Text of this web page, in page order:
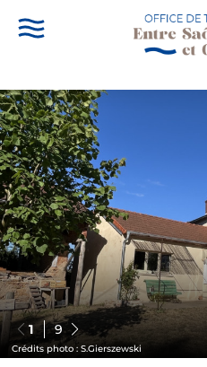
Crédits photo : S.Gierszewski
1 9